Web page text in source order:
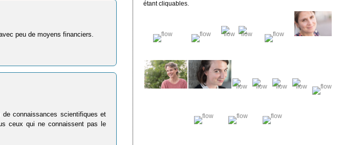
peu de moyens financiers.
connaissances scientifiques et
ceux qui ne connaissent pas le
étant cliquables.